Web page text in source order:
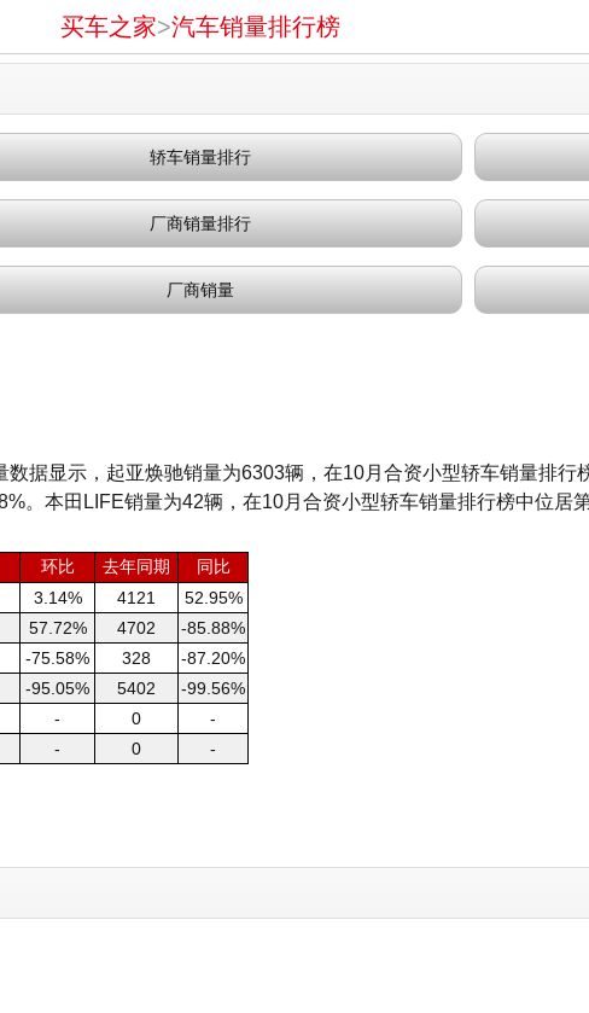
买车之家>汽车销量排行榜
轿车销量排行
厂商销量排行
厂商销量
据显示，起亚焕驰销量为6303辆，在10月合资小型轿车销量排
。本田LIFE销量为42辆，在10月合资小型轿车销量排行榜中位居
环比 去年同期
同比
3.14% 4121
52.95%
57.72% 4702
-85.88%
-75.58% 328
-87.20%
-95.05% 5402
-99.56%
- 0
-
- 0 -